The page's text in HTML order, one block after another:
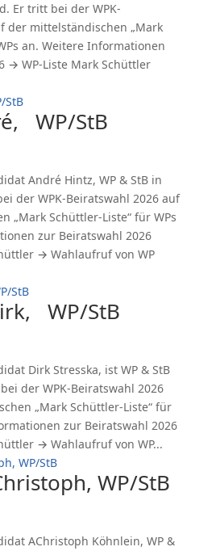
Er tritt bei der WPK-
der mittelständischen „Mark
an. Weitere Informationen
→ WP-Liste Mark Schüttler
WP/StB
André Hintz, WP & StB in
der WPK-Beiratswahl 2026 auf
„Mark Schüttler-Liste“ für WPs
zur Beiratswahl 2026
→ Wahlaufruf von WP
WP/StB
Dirk Stresska, ist WP & StB
der WPK-Beiratswahl 2026
„Mark Schüttler-Liste“ für
zur Beiratswahl 2026
→ Wahlaufruf von WP...
WP/StB
AChristoph Köhnlein, WP &